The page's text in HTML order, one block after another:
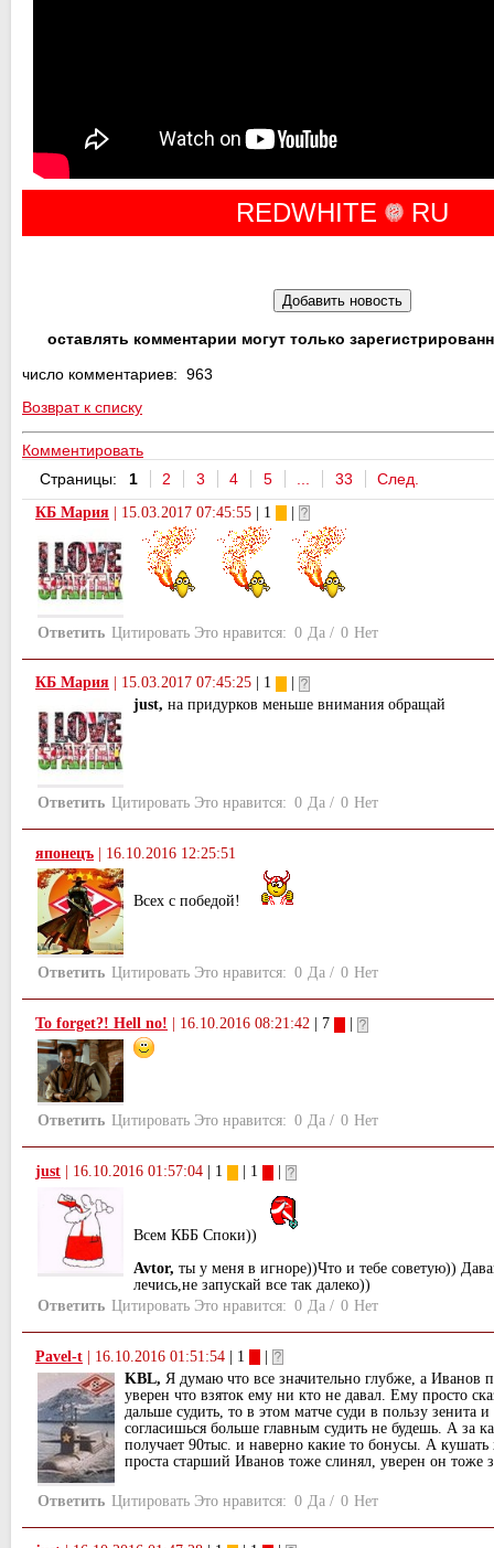
REDWHITE RU
оставлять комментарии могут только
число комментариев: 963
Возврат к списку
Комментировать
Страницы:
1 2 3 4 5 33 След.
КБ Мария | 15.03.2017 07:45:55 | 1 |
Ответить Цитировать Это нравится: 0 Да / 0 Нет
КБ Мария 15.03.2017 07:45:25 | 1
just, на придурков меньше внимания обращай
Ответить Цитировать Это нравится: 0 Да / 0 Нет
японецъ 16.10.2016 12:25:51
Всех с победой!
Ответить Цитировать Это нравится: 0 Да / 0 Нет
To forget?! Hell no! 16.10.2016 08:21:42 | 7
Ответить Цитировать Это нравится: 0 Да / 0 Нет
just 16.10.2016 01:57:04 | 1 | 1
Всем КББ Споки))
Avtor, ты у меня в игноре))Что и тебе советую))
лечись,не запускай все так далеко))
Ответить Цитировать Это нравится: 0 Да / 0 Нет
Pavel-t | 16.10.2016 01:51:54 | 1
|
KBL, Я думаю что все значительно глубже, а Иванов
уверен что взяток ему ни кто не давал. Ему просто
дальше судить, то в этом матче суди в пользу зенита
согласишься больше главным судить не будешь. А за
получает 90тыс. и наверно какие то бонусы. А кушать
проста старший Иванов тоже слинял, уверен он тоже
Ответить Цитировать Это нравится: 0 Да / 0 Нет